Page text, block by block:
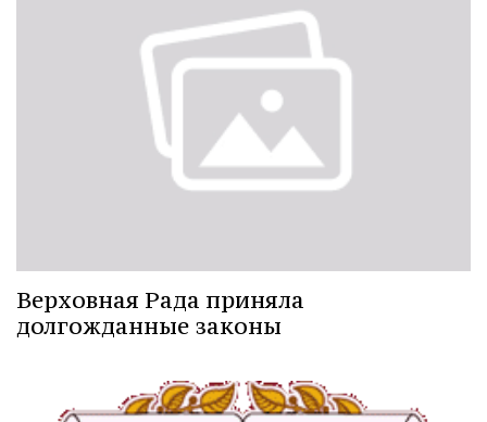
Верховная Рада приняла
долгожданные законы